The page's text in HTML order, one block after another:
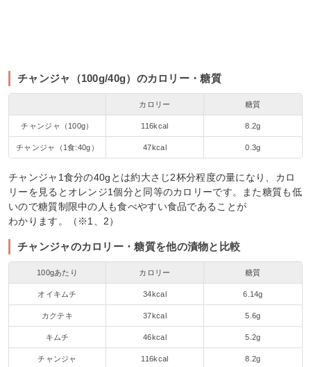
チャンジャ（100g/40g）のカロリー・糖質
カロリー 糖質
チャンジャ（100g） 116kcal 8.2g
チャンジャ（1食:40g） 47kcal 0.3g
チャンジャ1食分の40gとは約大さじ2杯分程度の量になり、カロ
リーを見るとオレンジ1個分と同等のカロリーです。また糖質も低
いので糖質制限中の人も食べやすい食品であることが
わかります。（※1、2）
チャンジャのカロリー・糖質を他の漬物と比較
100gあたり カロリー 糖質
オイキムチ 34kcal 6.14g
カクテキ 37kcal 5.6g
キムチ 46kcal 5.2g
チャンジャ 116kcal 8.2g